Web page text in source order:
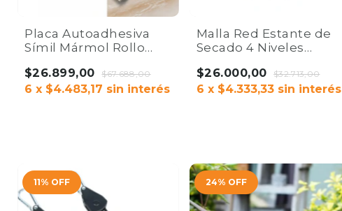
Placa Autoadhesiva
Símil Mármol Rollo
Home Co.
$26.899,00 $67.688,00
6 x $4.483,17 sin interés
Malla Red Estante de
Secado 4 Niveles
We Grow.
$26.000,00 $32.713,00
6 x $4.333,33 sin interés
11% OFF 24% OFF